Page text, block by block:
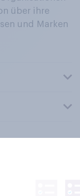
über ihre
und Marken
vorbehalten.